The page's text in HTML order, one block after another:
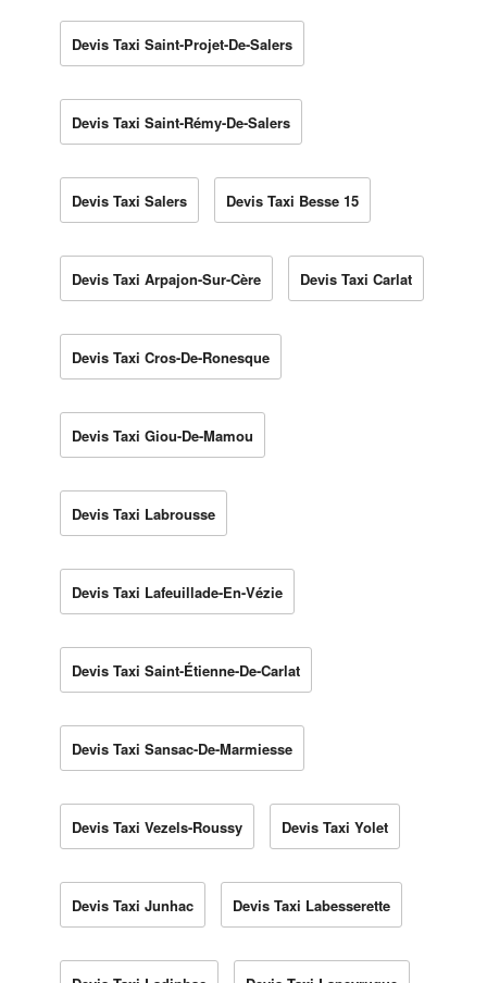
Devis Taxi Saint-Projet-De-Salers
Devis Taxi Saint-Rémy-De-Salers
Devis Taxi Salers Devis Taxi Besse 15
Devis Taxi Arpajon-Sur-Cère Devis Taxi Carlat
Devis Taxi Cros-De-Ronesque
Devis Taxi Giou-De-Mamou
Devis Taxi Labrousse
Devis Taxi Lafeuillade-En-Vézie
Devis Taxi Saint-Étienne-De-Carlat
Devis Taxi Sansac-De-Marmiesse
Devis Taxi Vezels-Roussy Devis Taxi Yolet
Devis Taxi Junhac Devis Taxi Labesserette